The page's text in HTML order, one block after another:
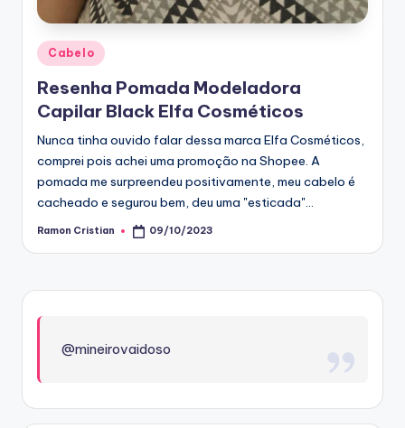
Posted
in
Cabelo
Resenha Pomada Modeladora
Capilar Black Elfa Cosméticos
Nunca tinha ouvido falar dessa marca Elfa Cosméticos,
comprei pois achei uma promoção na Shopee. A
pomada me surpreendeu positivamente, meu cabelo é
cacheado e segurou bem, deu uma "esticada"…
Posted
Ramon Cristian 09/10/2023
@mineirovaidoso